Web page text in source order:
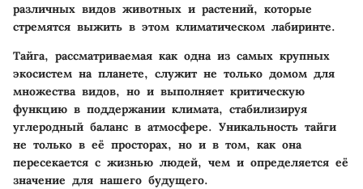
различных видов животных и растений, которые
стремятся выжить в этом климатическом лабиринте.
Тайга, рассматриваемая как одна из самых крупных
экосистем на планете, служит не только домом для
множества видов, но и выполняет критическую
функцию в поддержании климата, стабилизируя
углеродный баланс в атмосфере. Уникальность тайги
не только в её просторах, но и в том, как она
пересекается с жизнью людей, чем и определяется её
значение для нашего будущего.